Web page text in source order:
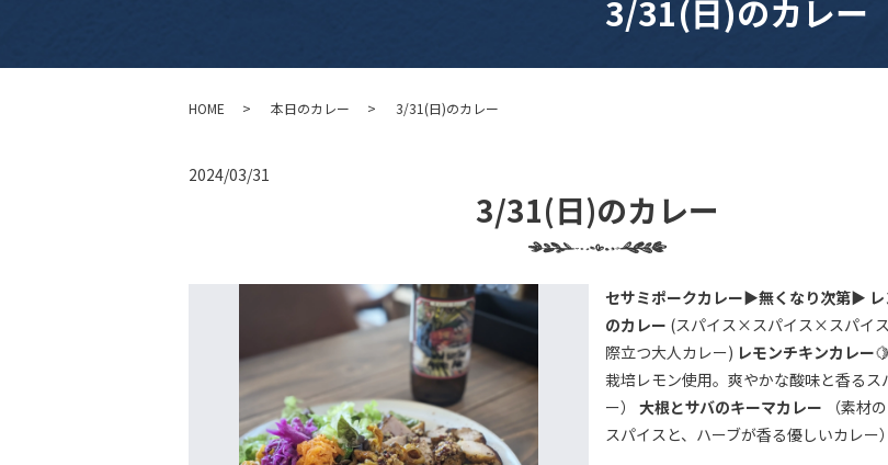
3/31(日)のカレー
HOME 本日のカレー 3/31(日)のカレー
2024/03/31
3/31(日)のカレー
セサミポークカレー▶無くなり次第▶
のカレー (スパイス×スパイス×スパイ
際立つ大人カレー) レモンチキンカレー
栽培レモン使用。爽やかな酸味と香るス
ー） 大根とサバのキーマカレー （素材
スパイスと、ハーブが香る優しいカレー）